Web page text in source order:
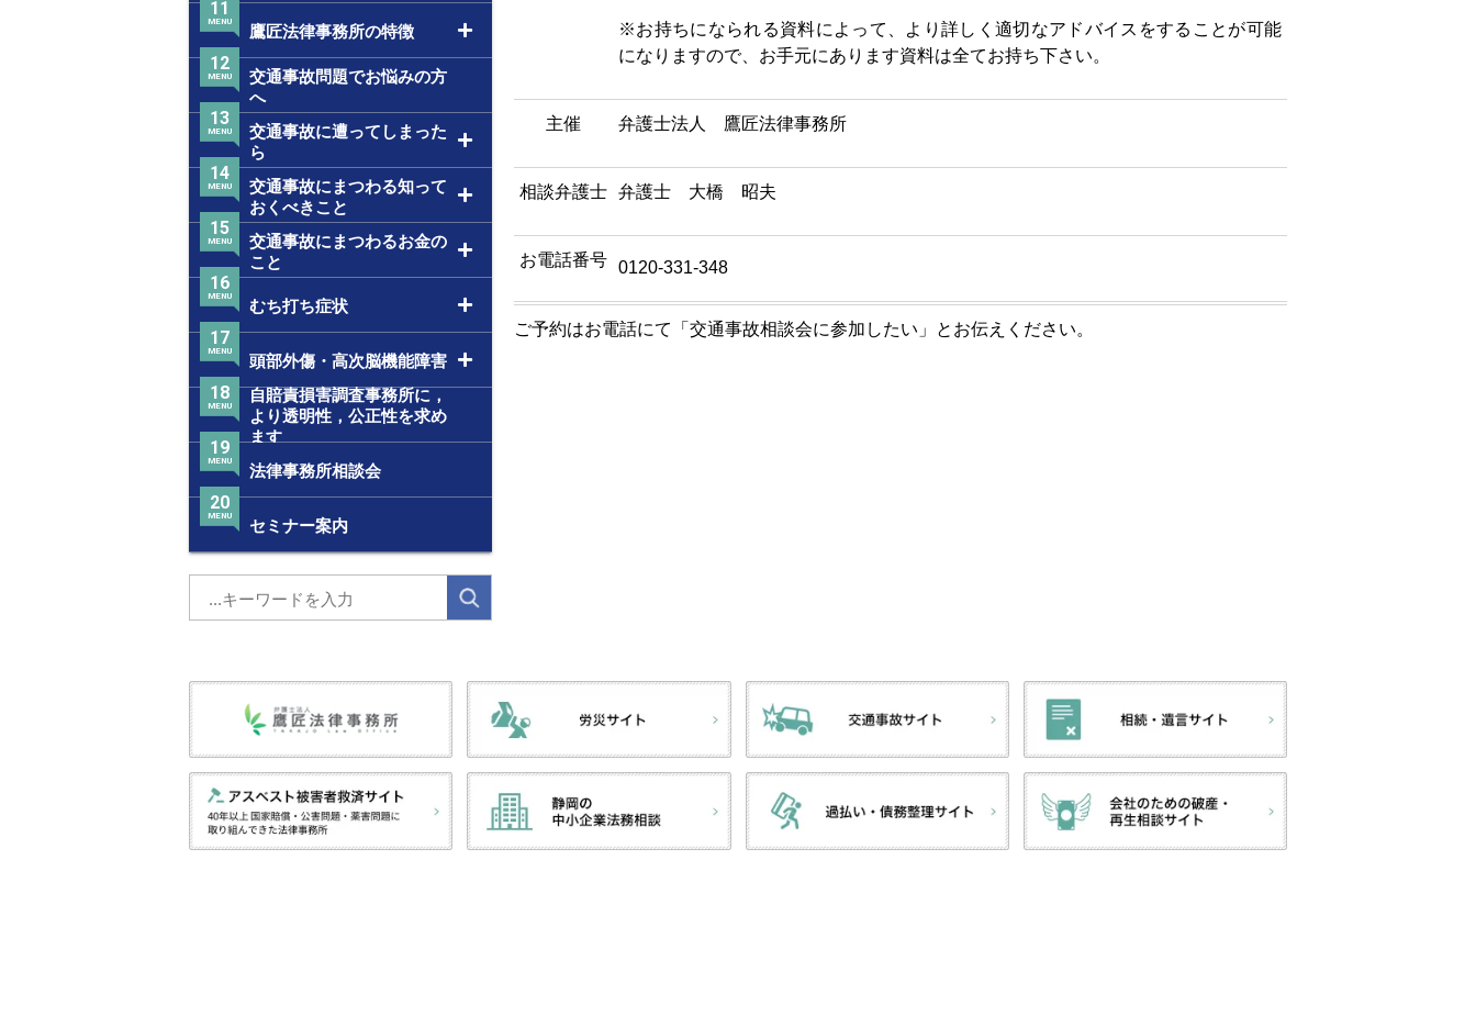
※お持ちになられる資料によって、より詳しく適切なアドバイスをすることが可能
になりますので、お手元にあります資料は全てお持ち下さい。
主催 弁護士法人 鷹匠法律事務所
相談弁護士 弁護士 大橋 昭夫
お電話番号 0120-331-348
ご予約はお電話にて「交通事故相談会に参加したい」とお伝えください。
鷹匠法律事務所の特徴
11
MENU
交通事故問題でお悩みの方
へ
12
MENU
交通事故に遭ってしまった
ら
13
MENU
交通事故にまつわる知って
おくべきこと
14
MENU
交通事故にまつわるお金の
こと
15
MENU
むち打ち症状
16
MENU
頭部外傷・高次脳機能障害
17
MENU
自賠責損害調査事務所に，
より透明性，公正性を求め
ます
18
MENU
法律事務所相談会
19
MENU
セミナー案内
20
MENU